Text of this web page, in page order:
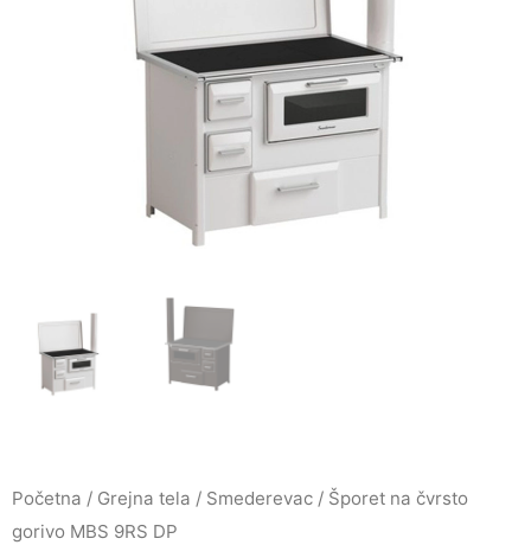
Početna / Grejna tela / Smederevac / Šporet na čvrsto
gorivo MBS 9RS DP